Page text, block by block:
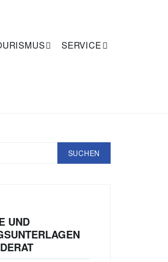
SERVICE
UND